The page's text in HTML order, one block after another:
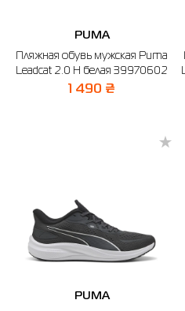
PUMA
Пляжная обувь мужская Puma
Leadcat 2.0 H белая 39970602
1 490 ₴
PUMA